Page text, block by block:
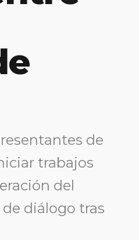
de
trabajos
del
diálogo tras